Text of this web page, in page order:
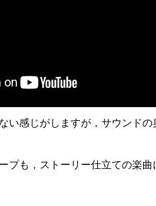
い感じがしますが，サウンド
プも，ストーリー仕立ての楽